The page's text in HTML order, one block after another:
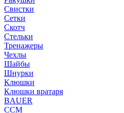
Свистки
Сетки
Скотч
Стельки
Тренажеры
Чехлы
Шайбы
Шнурки
Клюшки
Клюшки вратаря
BAUER
CCM